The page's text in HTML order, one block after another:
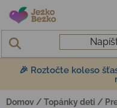
Prejsť na obsah
🎉 Roztočte koleso
Domov / Topánky deti /